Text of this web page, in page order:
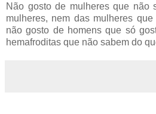
Não gosto de mulheres que não
mulheres, nem das mulheres
não gosto de homens que só
hemafroditas que não sabem do